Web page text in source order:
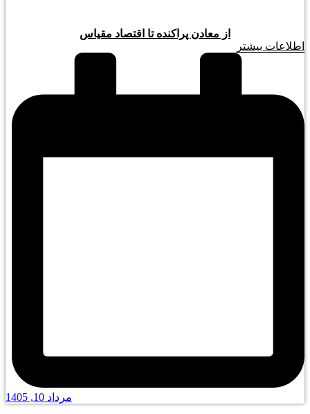
از معادن پراکنده تا اقتصاد مقیاس
اطلاعات بیشتر
مرداد 10, 1405